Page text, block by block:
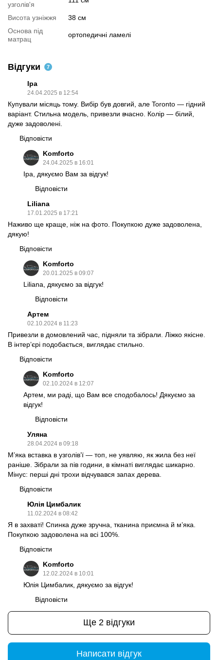
узголів'я
Висота узніжжя
38 см
Основа під
матрац
ортопедичні ламелі
Відгуки 7
Іра
24.04.2025 в 12:54
Купували місяць тому. Вибір був довгий, але Toronto — гідний
варіант. Стильна модель, привезли вчасно. Колір — білий,
дуже задоволені.
Відповісти
Komforto
24.04.2025 в 16:01
Іра, дякуємо Вам за відгук!
Відповісти
Liliana
17.01.2025 в 17:21
Наживо ще краще, ніж на фото. Покупкою дуже задоволена,
дякую!
Відповісти
Komforto
20.01.2025 в 09:07
Liliana, дякуємо за відгук!
Відповісти
Артем
02.10.2024 в 11:23
Привезли в домовлений час, підняли та зібрали. Ліжко якісне.
В інтер’єрі подобається, виглядає стильно.
Відповісти
Komforto
02.10.2024 в 12:07
Артем, ми раді, що Вам все сподобалось! Дякуємо за
відгук!
Відповісти
Уляна
28.04.2024 в 09:18
М’яка вставка в узголів’ї — топ, не уявляю, як жила без неї
раніше. Зібрали за пів години, в кімнаті виглядає шикарно.
Мінус: перші дні трохи відчувався запах дерева.
Відповісти
Юлія Цимбалик
11.02.2024 в 08:42
Я в захваті! Спинка дуже зручна, тканина приємна й м’яка.
Покупкою задоволена на всі 100%.
Відповісти
Komforto
12.02.2024 в 10:01
Юлія Цимбалик, дякуємо за відгук!
Відповісти
Ще 2 відгуки
Написати відгук